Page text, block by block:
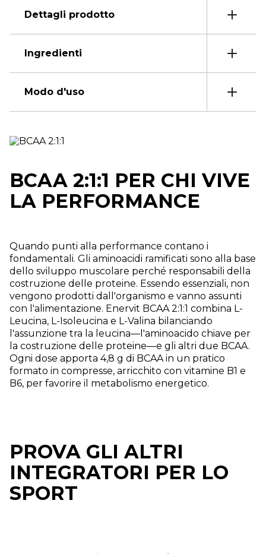
Dettagli prodotto
Ingredienti
Modo d'uso
BCAA 2:1:1 PER CHI VIVE
LA PERFORMANCE
Quando punti alla performance contano i
fondamentali. Gli aminoacidi ramificati sono alla base
dello sviluppo muscolare perché responsabili della
costruzione delle proteine. Essendo essenziali, non
vengono prodotti dall'organismo e vanno assunti
con l'alimentazione. Enervit BCAA 2:1:1 combina L-
Leucina, L-Isoleucina e L-Valina bilanciando
l'assunzione tra la leucina—l'aminoacido chiave per
la costruzione delle proteine—e gli altri due BCAA.
Ogni dose apporta 4,8 g di BCAA in un pratico
formato in compresse, arricchito con vitamine B1 e
B6, per favorire il metabolismo energetico.
PROVA GLI ALTRI
INTEGRATORI PER LO
SPORT